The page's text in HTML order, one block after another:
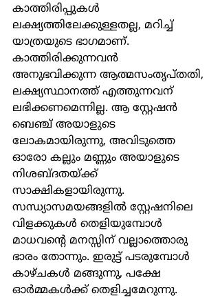
കാത്തിരിപ്പുകൾ
ലക്ഷ്യത്തിലേക്കുള്ളതല്ല, മറിച്ച്
യാത്രയുടെ ഭാഗമാണ്.
കാത്തിരിക്കുന്നവൻ
അനുഭവിക്കുന്ന ആത്മസംതൃപ്തതി,
ലക്ഷ്യസ്ഥാനത്ത് എത്തുന്നവന്
ലഭിക്കണമെന്നില്ല. ആ സ്റ്റേഷൻ
ബെഞ്ച് അയാളുടെ
ലോകമായിരുന്നു, അവിടുത്തെ
ഓരോ കല്ലും മണ്ണും അയാളുടെ
നിശബ്ദതയ്ക്ക്
സാക്ഷികളായിരുന്നു.
സന്ധ്യാസമയങ്ങളിൽ സ്റ്റേഷനിലെ
വിളക്കുകൾ തെളിയുമ്പോൾ
മാധവന്റെ മനസ്സിന് വല്ലാത്തൊരു
ഭാരം തോന്നും. ഇരുട്ട് പടരുമ്പോൾ
കാഴ്ചകൾ മങ്ങുന്നു, പക്ഷേ
ഓർമ്മകൾക്ക് തെളിച്ചമേറുന്നു.